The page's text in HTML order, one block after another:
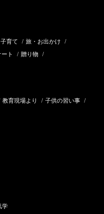
子育て / 旅・お出かけ /
ト / 贈り物 /
教育現場より / 子供の習い事 /
学